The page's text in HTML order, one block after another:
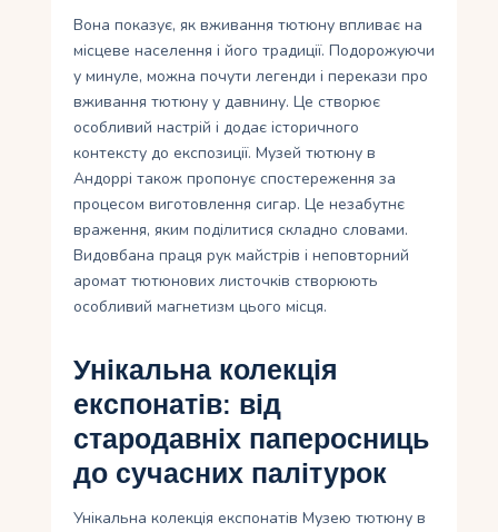
Вона показує, як вживання тютюну впливає на
місцеве населення і його традиції. Подорожуючи
у минуле, можна почути легенди і перекази про
вживання тютюну у давнину. Це створює
особливий настрій і додає історичного
контексту до експозиції. Музей тютюну в
Андоррі також пропонує спостереження за
процесом виготовлення сигар. Це незабутнє
враження, яким поділитися складно словами.
Видовбана праця рук майстрів і неповторний
аромат тютюнових листочків створюють
особливий магнетизм цього місця.
Унікальна колекція
експонатів: від
стародавніх паперосниць
до сучасних палітурок
Унікальна колекція експонатів Музею тютюну в